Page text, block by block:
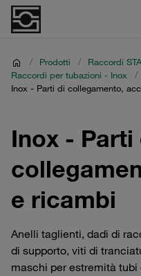
/ Prodotti / Raccordi
Raccordi per tubazioni - Inox
/
Inox - Parti di collegamento,
Inox - Parti
e ricambi
Anelli taglienti, dadi di
di supporto, viti di
maschi per estremità